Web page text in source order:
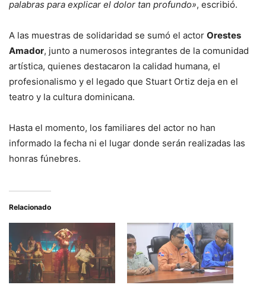
palabras para explicar el dolor tan profundo», escribió.
A las muestras de solidaridad se sumó el actor Orestes
Amador, junto a numerosos integrantes de la comunidad
artística, quienes destacaron la calidad humana, el
profesionalismo y el legado que Stuart Ortiz deja en el
teatro y la cultura dominicana.
Hasta el momento, los familiares del actor no han
informado la fecha ni el lugar donde serán realizadas las
honras fúnebres.
Relacionado